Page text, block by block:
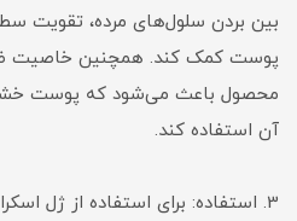
بین بردن سلول‌های مرده، تقویت
پوست کمک کند. همچنین خاصیت
محصول باعث می‌شود که پوست
آن استفاده کند.
3. استفاده: برای استفاده از ژل